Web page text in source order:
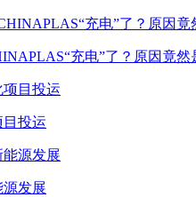
充电”了？原因竟
投运
发展